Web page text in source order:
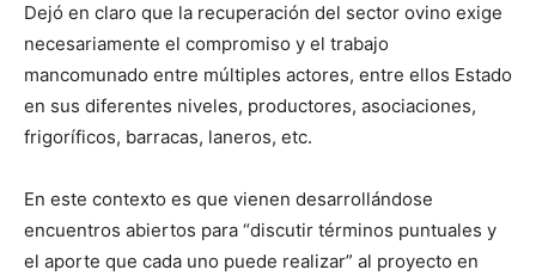
Dejó en claro que la recuperación del sector ovino exige
necesariamente el compromiso y el trabajo
mancomunado entre múltiples actores, entre ellos Estado
en sus diferentes niveles, productores, asociaciones,
frigoríficos, barracas, laneros, etc.
En este contexto es que vienen desarrollándose
encuentros abiertos para “discutir términos puntuales y
el aporte que cada uno puede realizar” al proyecto en